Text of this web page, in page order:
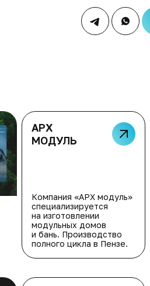
АРХ
МОДУЛЬ
Компания «АРХ модуль»
специализируется
на изготовлении
модульных домов
и бань. Производство
полного цикла в Пензе.